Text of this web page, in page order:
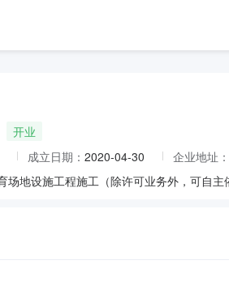
开业
成立日期： 2020-04-30 企业地址：